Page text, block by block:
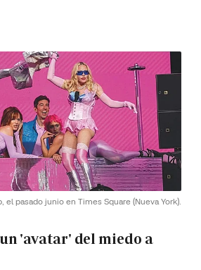
el pasado junio en Times Square (Nueva York).
'avatar' del miedo a